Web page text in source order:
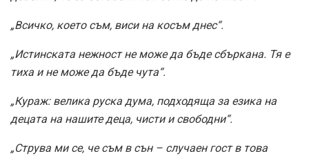
„Всичко, което съм, виси на косъм днес“.
„Истинската нежност не може да бъде сбъркана. Тя е
тиха и не може да бъде чута“.
„Кураж: велика руска дума, подходяща за езика на
децата на нашите деца, чисти и свободни“.
„Струва ми се, че съм в сън – случаен гост в това